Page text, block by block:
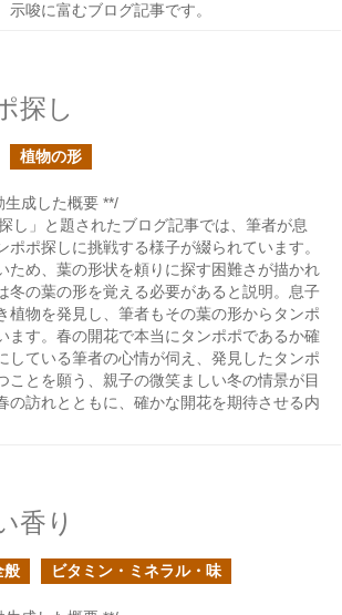
唆に富むブログ記事です。
探し
植物の形
生成した概要 **/
し」と題されたブログ記事では、筆者が息
ポポ探しに挑戦する様子が綴られています。
ため、葉の形状を頼りに探す困難さが描かれ
冬の葉の形を覚える必要があると説明。息子
植物を発見し、筆者もその葉の形からタンポ
ます。春の開花で本当にタンポポであるか確
している筆者の心情が伺え、発見したタンポ
ことを願う、親子の微笑ましい冬の情景が目
の訪れとともに、確かな開花を期待させる内
香り
般 ビタミン・ミネラル・味